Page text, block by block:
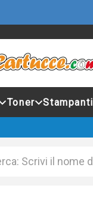
Toner Stampanti